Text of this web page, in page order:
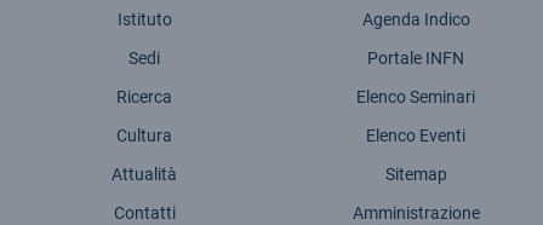
Istituto
Sedi
Ricerca
Cultura
Attualità
Contatti
Agenda Indico
Portale INFN
Elenco Seminari
Elenco Eventi
Sitemap
Amministrazione